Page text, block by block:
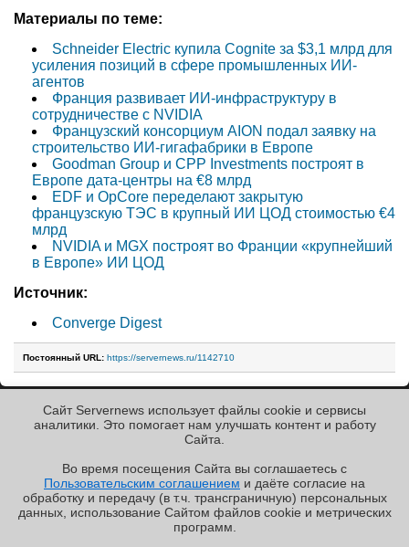
✖
Материалы по теме:
Schneider Electric купила Cognite за $3,1 млрд для
усиления позиций в сфере промышленных ИИ-
агентов
Франция развивает ИИ-инфраструктуру в
сотрудничестве с NVIDIA
Французский консорциум AION подал заявку на
строительство ИИ-гигафабрики в Европе
Goodman Group и CPP Investments построят в
Европе дата-центры на €8 млрд
EDF и OpCore переделают закрытую
французскую ТЭС в крупный ИИ ЦОД стоимостью €4
млрд
NVIDIA и MGX построят во Франции «крупнейший
в Европе» ИИ ЦОД
Источник:
Converge Digest
Постоянный URL: https://servernews.ru/1142710
« Назад к ленте
РЕКЛАМА • ООО «ЛАБОРАТОРИЯ ЧИСЛИТЕЛЬ»
Copyright ©2010-2026
Servernews.Пользовательское
соглашение
Сайт Servernews использует файлы cookie и сервисы
аналитики. Это помогает нам улучшать контент и работу
Cайта.
Во время посещения Cайта вы соглашаетесь с
Пользовательским соглашением и даёте согласие на
обработку и передачу (в т.ч. трансграничную) персональных
данных, использование Cайтом файлов cookie и метрических
программ.